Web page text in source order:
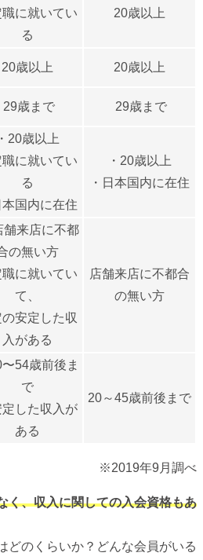
職に就いてい
る
20歳以上
20歳以上 20歳以上
29歳まで 29歳まで
・20歳以上
職に就いてい
る
本国内に在住
・20歳以上
・日本国内に在住
舗来店に不都
の無い方
職に就いてい
て、
安定した収
入がある
店舗来店に不都合
の無い方
〜54歳前後ま
で
定した収入が
ある
20～45歳前後まで
※2019年9月調べ
く、収入に関しての入会資格もあ
どのくらいか？どんな会員がいる